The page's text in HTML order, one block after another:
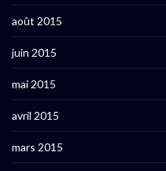
août 2015
juin 2015
mai 2015
avril 2015
mars 2015